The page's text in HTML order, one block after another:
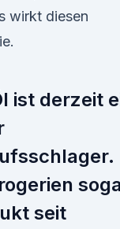
wirkt diesen
ist derzeit
seit